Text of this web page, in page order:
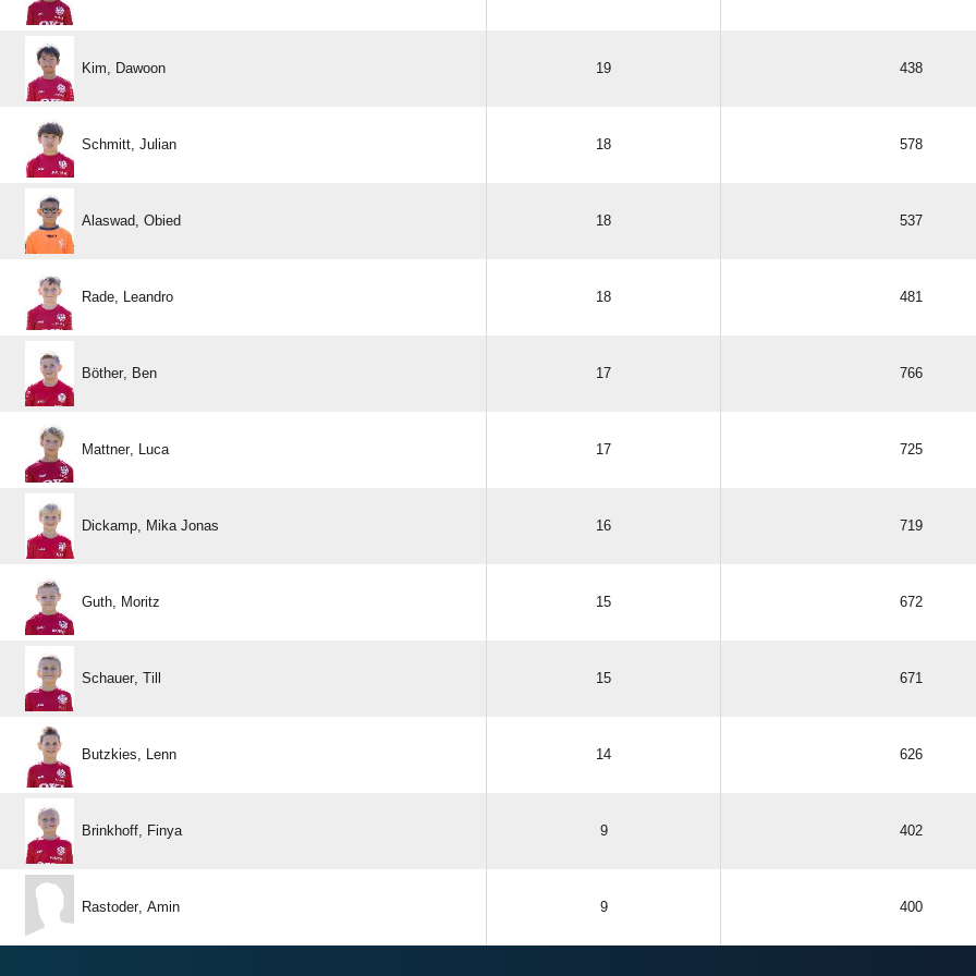
  19 438
  18 578
  18 537
  18 481
  17 766
  17 725
   16 719
  15 672
  15 671
  14 626
  9 402
  9 400